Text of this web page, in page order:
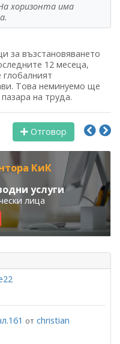
хоризонта има
за възстановяването
12 месеца,
Това неминуемо ще
на труда.
Отговор
КиК
услуги
лица
от christian